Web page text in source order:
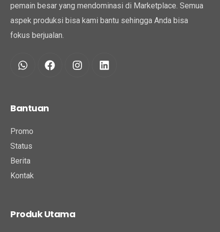
pemain besar yang mendominasi di Marketplace. Semua
aspek produksi bisa kami bantu sehingga Anda bisa
fokus berjualan.
Bantuan
Promo
Status
Berita
Kontak
Produk Utama